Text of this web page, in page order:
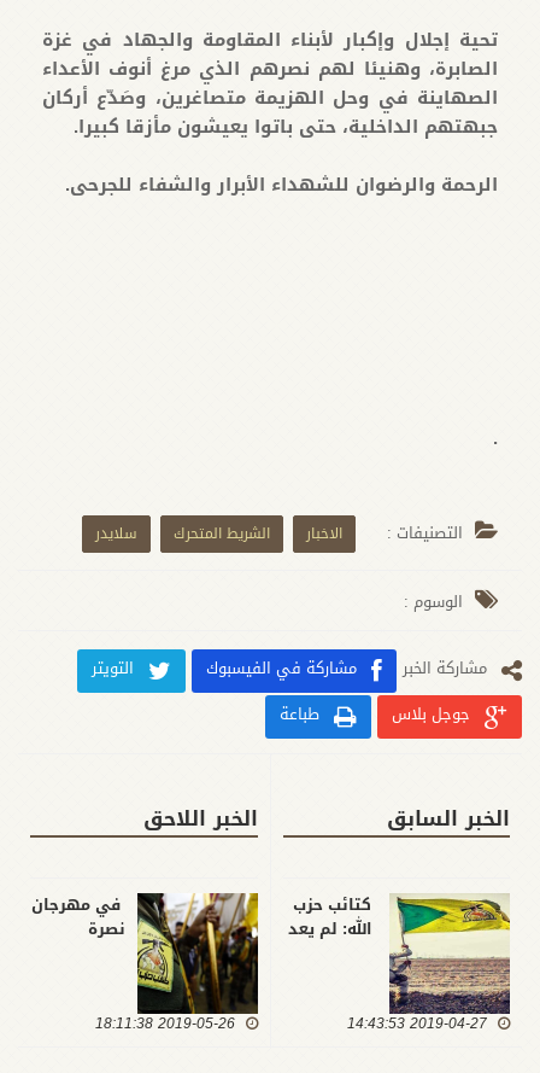
تحية إجلال وإكبار لأبناء المقاومة والجهاد في غزة
الصابرة، وهنيئا لهم نصرهم الذي مرغ أنوف الأعداء
الصهاينة في وحل الهزيمة متصاغرين، وصَدّع أركان
جبهتهم الداخلية، حتى باتوا يعيشون مأزقا كبيرا.
الرحمة والرضوان للشهداء الأبرار والشفاء للجرحى.
.
التصنيفات : الاخبار الشريط المتحرك سلايدر
الوسوم :
مشارکة الخبر مشاركة في الفيسبوك
التويتر
جوجل بلاس
طباعة
الخبر السابق
كتائب حزب
الله: لم يعد
أمريكا من
2019-04-27 14:43:53
الخبر اللاحق
في مهرجان
نصرة
القدس
2019-05-26 18:11:38